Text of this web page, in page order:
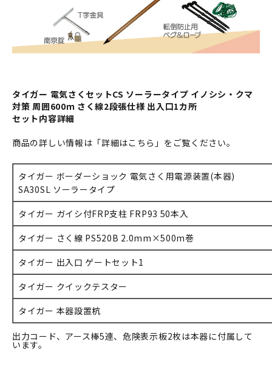
タイガー 電気さくセットCS ソーラータイプ イノシシ・クマ
対策 周囲600ｍ さく線2段張仕様 出入口1カ所
セット内容詳細
商品の詳しい情報は「詳細はこちら」をご覧ください。
タイガー ボーダーショック 電気さく用電源装置(本器)
SA30SL ソーラータイプ
タイガー ガイシ付FRP支柱 FRP93 50本入
タイガー さく線 PS520B 2.0mm×500m巻
タイガー 出入口 ゲートセット1
タイガー クイックテスター
タイガー 本器設置杭
出力コード、アース棒5連、危険表示板2枚は本器に付属して
います。